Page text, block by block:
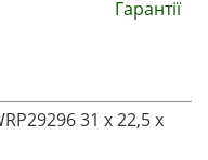
Гарантії
31 х 22,5 х